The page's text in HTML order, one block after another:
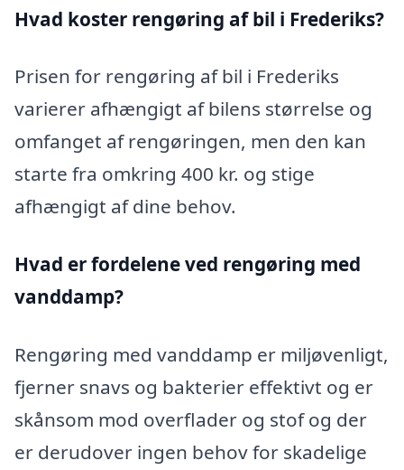
Hvad koster rengøring af bil i Frederiks?
Prisen for rengøring af bil i Frederiks
varierer afhængigt af bilens størrelse og
omfanget af rengøringen, men den kan
starte fra omkring 400 kr. og stige
afhængigt af dine behov.
Hvad er fordelene ved rengøring med
vanddamp?
Rengøring med vanddamp er miljøvenligt,
fjerner snavs og bakterier effektivt og er
skånsom mod overflader og stof og der
er derudover ingen behov for skadelige